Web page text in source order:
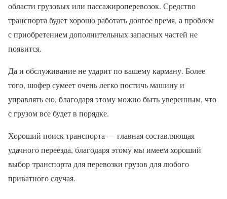
области грузовых или пассажироперевозок. Средство
транспорта будет хорошо работать долгое время, а проблем
с приобретением дополнительных запасных частей не
появится.
Да и обслуживание не ударит по вашему карману. Более
того, шофер сумеет очень легко постичь машину и
управлять ею, благодаря этому можно быть уверенным, что
с грузом все будет в порядке.
Хороший поиск транспорта — главная составляющая
удачного переезда, благодаря этому мы имеем хороший
выбор транспорта для перевозки грузов для любого
приватного случая.